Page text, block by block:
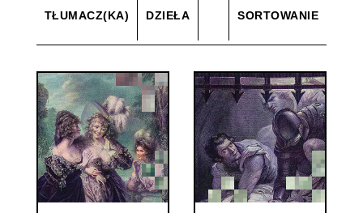
TŁUMACZ(KA) DZIEŁA SORTOWANIE